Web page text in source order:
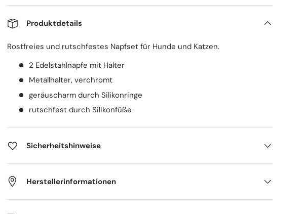
Produktdetails
Rostfreies und rutschfestes Napfset für Hunde und Katzen.
2 Edelstahlnäpfe mit Halter
Metallhalter, verchromt
geräuscharm durch Silikonringe
rutschfest durch Silikonfüße
Sicherheitshinweise
Herstellerinformationen